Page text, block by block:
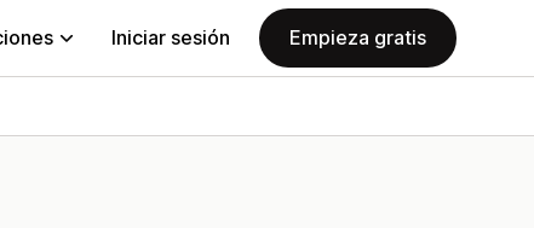
Iniciar sesión Empieza gratis